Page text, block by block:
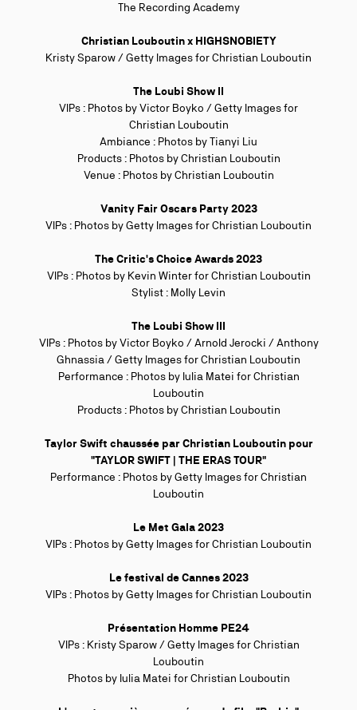
The Recording Academy
Christian Louboutin x HIGHSNOBIETY
Kristy Sparow / Getty Images for Christian Louboutin
The Loubi Show II
VIPs : Photos by Victor Boyko / Getty Images for
Christian Louboutin
Ambiance : Photos by Tianyi Liu
Products : Photos by Christian Louboutin
Venue : Photos by Christian Louboutin
Vanity Fair Oscars Party 2023
VIPs : Photos by Getty Images for Christian Louboutin
The Critic's Choice Awards 2023
VIPs : Photos by Kevin Winter for Christian Louboutin
Stylist : Molly Levin
The Loubi Show III
VIPs : Photos byVictor Boyko / Arnold Jerocki / Anthony
Ghnassia / Getty Images for Christian Louboutin
Performance : Photos by Iulia Matei for Christian
Louboutin
Products : Photos by Christian Louboutin
Taylor Swift chaussée par Christian Louboutin pour
"TAYLOR SWIFT | THE ERAS TOUR"
Performance : Photos by Getty Images for Christian
Louboutin
Le Met Gala 2023
VIPs : Photos by Getty Images for Christian Louboutin
Le festival de Cannes 2023
VIPs : Photos by Getty Images for Christian Louboutin
Présentation Homme PE24
VIPs : Kristy Sparow / Getty Images for Christian
Louboutin
Photos by Iulia Matei for Christian Louboutin